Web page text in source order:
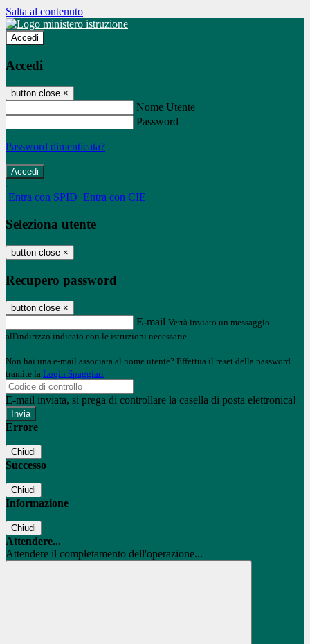
Salta al contenuto
Accedi
Accedi
button close ×
Nome Utente
Password
Password dimenticata?
-
Entra con SPID Entra con CIE
Seleziona utente
button close ×
Recupero password
button close ×
E-mail Verrà inviato un messaggio
all'indirizzo indicato con le istruzioni necessarie.
Non hai una e-mail associata al nome utente? Effettua il reset della password
tramite la Login Spaggiari
E-mail inviata, si prega di controllare la casella di posta elettronica!
Errore
Chiudi
Successo
Chiudi
Informazione
Chiudi
Attendere...
Attendere il completamento dell'operazione...